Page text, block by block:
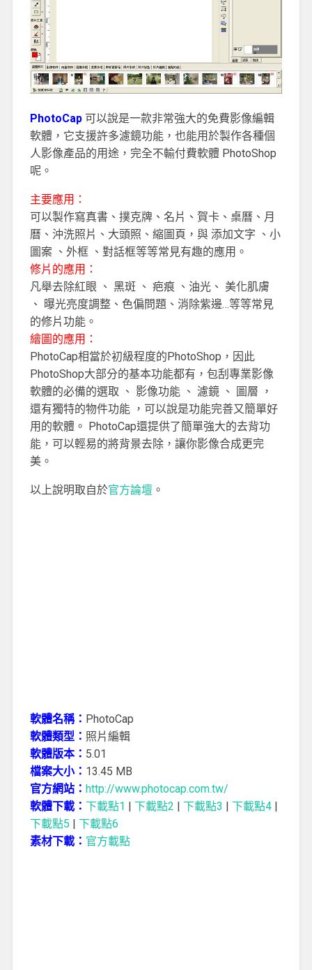
PhotoCap可以說是一款非常強大的免費影像編輯
軟體，它支援許多濾鏡功能，也能用於製作各種個
人影像產品的用途，完全不輸付費軟體 PhotoShop
呢。
主要應用：
可以製作寫真書、撲克牌、名片、賀卡、桌曆、月
曆、沖洗照片、大頭照、縮圖頁，與 添加文字 、小
圖案 、外框 、對話框等等常見有趣的應用。
修片的應用：
凡舉去除紅眼 、 黑斑 、 疤痕 、油光、 美化肌膚
、 曝光亮度調整、色偏問題、消除紫邊…等等常見
的修片功能。
繪圖的應用：
PhotoCap相當於初級程度的PhotoShop，因此
PhotoShop大部分的基本功能都有，包刮專業影像
軟體的必備的選取 、 影像功能 、 濾鏡 、 圖層 ，
還有獨特的物件功能 ，可以說是功能完善又簡單好
用的軟體。 PhotoCap還提供了簡單強大的去背功
能，可以輕易的將背景去除，讓你影像合成更完
美。
以上說明取自於官方論壇。
軟體名稱： PhotoCap
軟體類型： 照片編輯
軟體版本： 5.01
檔案大小： 13.45 MB
官方網站： http://www.photocap.com.tw/
軟體下載： 下載點1 | 下載點2 | 下載點3 | 下載點4|
下載點5 | 下載點6
素材下載： 官方載點